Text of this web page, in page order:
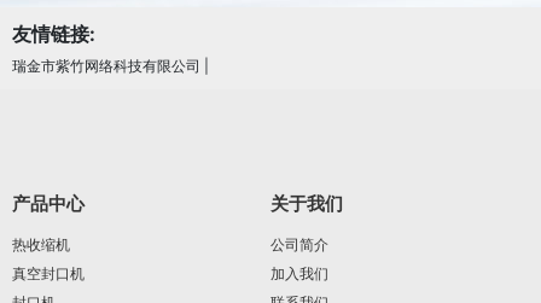
友情链接:
瑞金市紫竹网络科技有限公司
产品中心
热收缩机
真空封口机
关于我们
公司简介
加入我们